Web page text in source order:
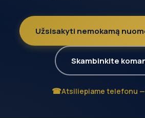
Užsisakyti nemokamą
Skambinkite
Atsiliepiame telefonu